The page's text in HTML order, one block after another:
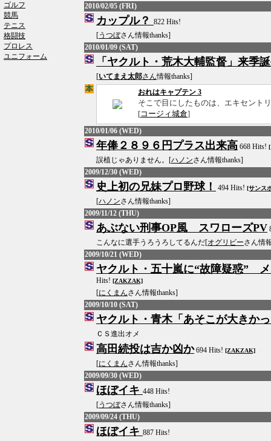
ゴルフ
競馬
テニス
格闘技
プロレス
ユニフォーム
2010/02/05 (FRI)
カップル？
822 Hits!
[うつぼさん情報thanks]
2010/01/09 (SAT)
「ヤクルト・荒木大輔監督」来季
[いてまえ太郎さん情報thanks]
おれはキャプテン 3
そこで目にしたものは、エキセント
[コージィ城倉]
2010/01/06 (WED)
年俸２８９６円プラス出来高 668 Hits!
誤植じゃありません。[ハノンさん情報thanks]
2009/12/30 (WED)
史上初の兄妹プロ野球！ 494 Hits! [サンス
[ハノンさん情報thanks]
2009/11/12 (THU)
あぶない刑事OP風 スワローズPV
こんなに選手うろうろしてるんだ[オグリビーさん情
2009/10/21 (WED)
ヤクルト・五十嵐に“故障疑惑”
Hits! [ZAKZAK]
[にくまんさん情報thanks]
2009/10/10 (SAT)
ヤクルト・青木「あそこが大きか
ＣＳ進出オメ
高田続投は吉か凶か694 Hits! [ZAKZAK]
[にくまんさん情報thanks]
2009/09/30 (WED)
ほぼイキ 448 Hits!
[うつぼさん情報thanks]
2009/09/24 (THU)
ほぼイキ 887 Hits!